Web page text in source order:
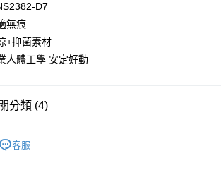
付款
家取貨
付款
D7
無痕
+抑菌素材
人體工學 安定好動
分類 (4)
客服